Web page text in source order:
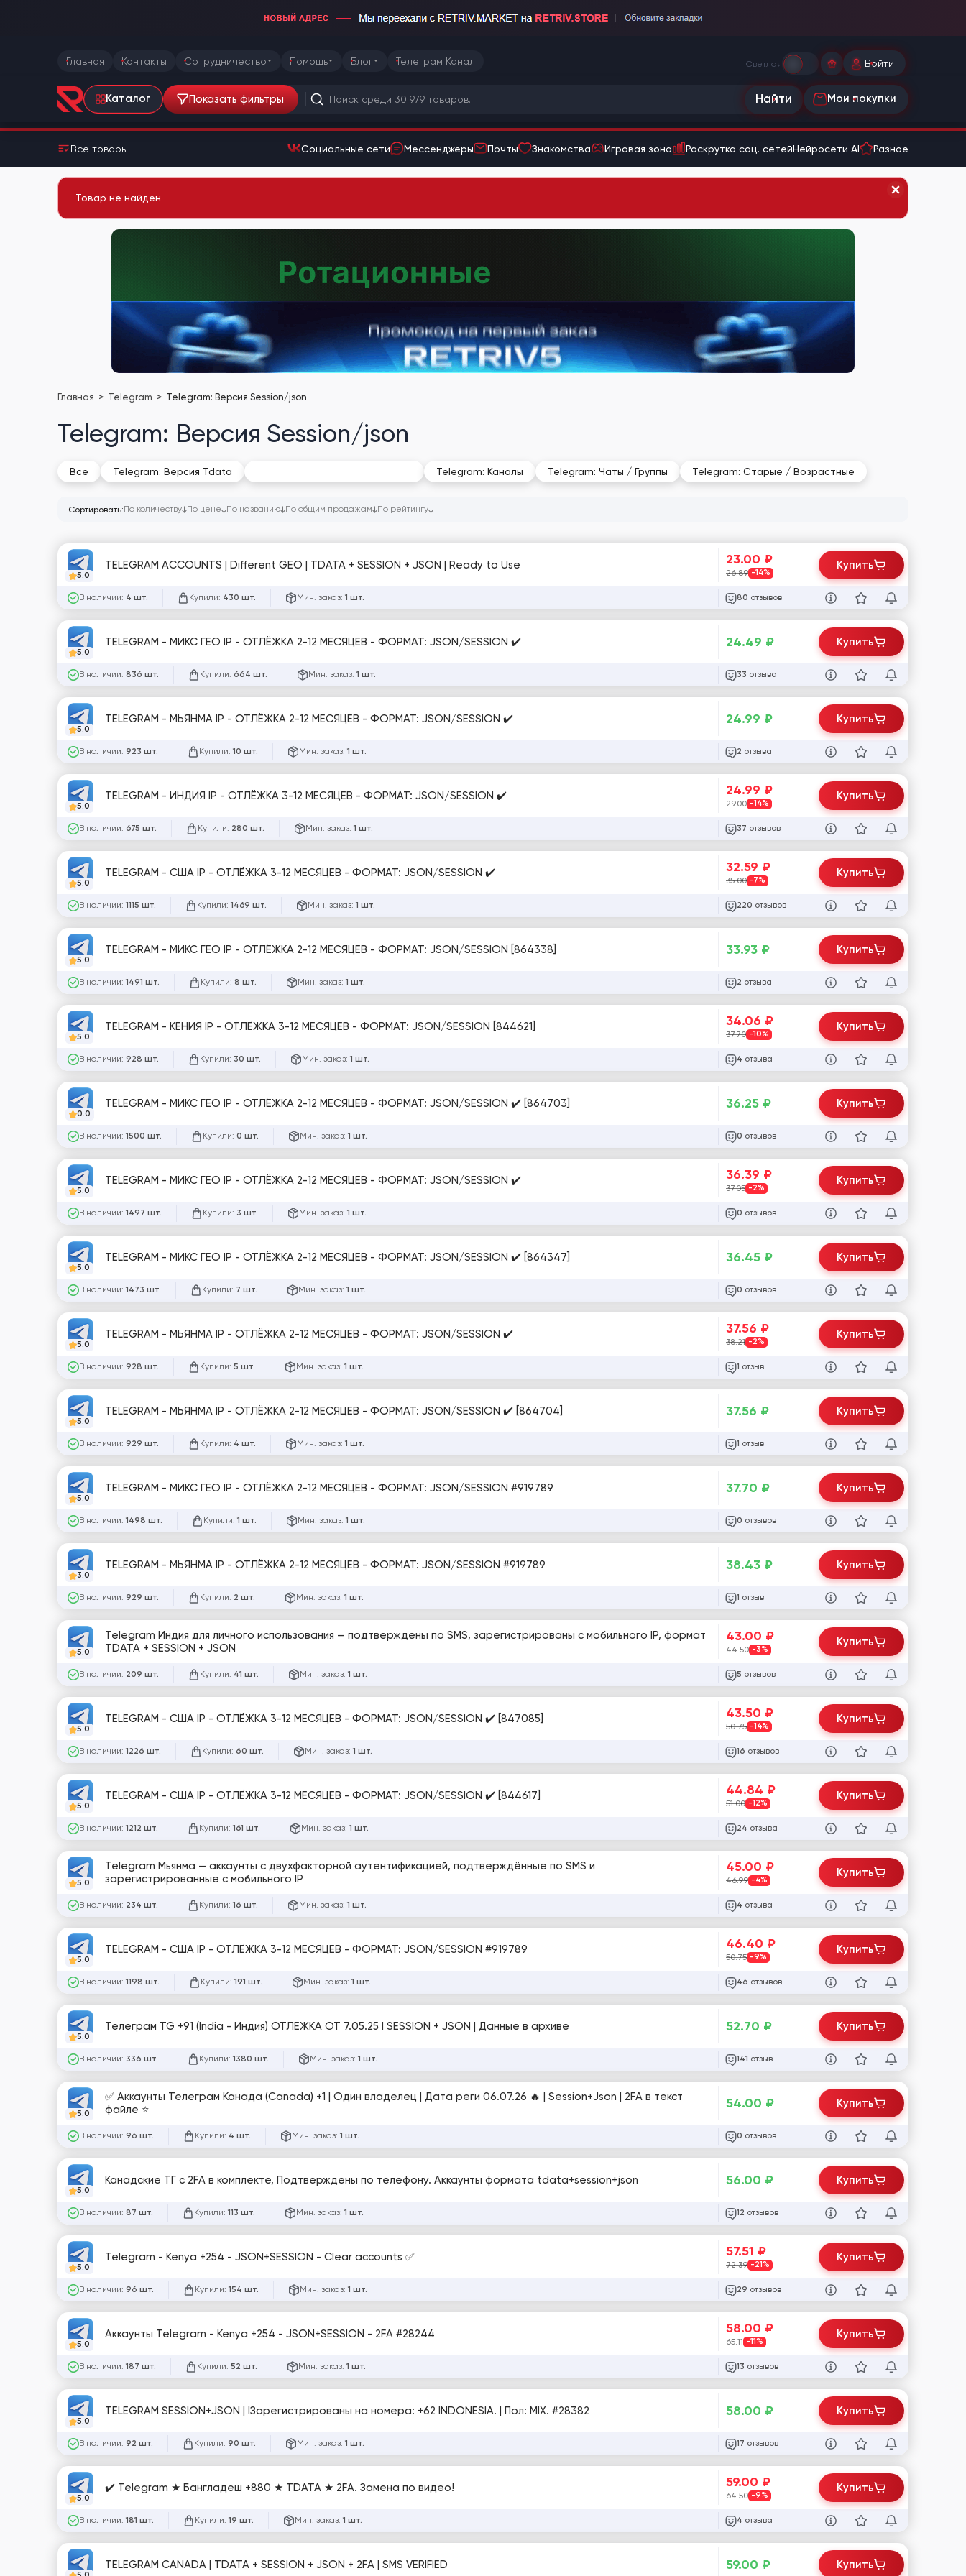
Главная Контакты Сотрудничество Помощь Блог Телеграм Канал Светлая Войти
Каталог Показать фильтры Найти Мои покупки
Все товары Социальные сети Мессенджеры Почты Знакомства Игровая зона Раскрутка соц. сетейНейросети AI Разное
Товар не найден
Главная Telegram Telegram: Версия Session/json
Telegram: Версия Session/json
Все Telegram: Версия Tdata Telegram: Каналы Telegram: Чаты / Группы Telegram: Старые / Возрастные
Сортировать:По количеству По цене По названию По общим продажам По рейтингу
5.0
TELEGRAM ACCOUNTS | Different GEO | TDATA + SESSION + JSON | Ready to Use
В наличии: 4 шт. Купили: 430 шт. Мин. заказ: 1 шт.
23.00 ₽
26.89 -14%
80 отзывов
Купить
5.0
TELEGRAM - МИКС ГЕО IP - ОТЛЁЖКА 2-12 МЕСЯЦЕВ - ФОРМАТ: JSON/SESSION ✔️
В наличии: 836 шт. Купили: 664 шт. Мин. заказ: 1 шт.
24.49 ₽
33 отзыва
Купить
5.0
TELEGRAM - МЬЯНМА IP - ОТЛЁЖКА 2-12 МЕСЯЦЕВ - ФОРМАТ: JSON/SESSION ✔️
В наличии: 923 шт. Купили: 10 шт. Мин. заказ: 1 шт.
24.99 ₽
2 отзыва
Купить
5.0
TELEGRAM - ИНДИЯ IP - ОТЛЁЖКА 3-12 МЕСЯЦЕВ - ФОРМАТ: JSON/SESSION ✔️
В наличии: 675 шт. Купили: 280 шт. Мин. заказ: 1 шт.
24.99 ₽
29.00 -14%
37 отзывов
Купить
5.0
TELEGRAM - США IP - ОТЛЁЖКА 3-12 МЕСЯЦЕВ - ФОРМАТ: JSON/SESSION ✔️
В наличии: 1115 шт. Купили: 1469 шт. Мин. заказ: 1 шт.
32.59 ₽
35.00 -7%
220 отзывов
Купить
5.0
TELEGRAM - МИКС ГЕО IP - ОТЛЁЖКА 2-12 МЕСЯЦЕВ - ФОРМАТ: JSON/SESSION [864338]
В наличии: 1491 шт. Купили: 8 шт. Мин. заказ: 1 шт.
33.93 ₽
2 отзыва
Купить
5.0
TELEGRAM - КЕНИЯ IP - ОТЛЁЖКА 3-12 МЕСЯЦЕВ - ФОРМАТ: JSON/SESSION [844621]
В наличии: 928 шт. Купили: 30 шт. Мин. заказ: 1 шт.
34.06 ₽
37.70 -10%
4 отзыва
Купить
0.0
TELEGRAM - МИКС ГЕО IP - ОТЛЁЖКА 2-12 МЕСЯЦЕВ - ФОРМАТ: JSON/SESSION ✔️ [864703]
В наличии: 1500 шт. Купили: 0 шт. Мин. заказ: 1 шт.
36.25 ₽
0 отзывов
Купить
5.0
TELEGRAM - МИКС ГЕО IP - ОТЛЁЖКА 2-12 МЕСЯЦЕВ - ФОРМАТ: JSON/SESSION ✔️
В наличии: 1497 шт. Купили: 3 шт. Мин. заказ: 1 шт.
36.39 ₽
37.05 -2%
0 отзывов
Купить
5.0
TELEGRAM - МИКС ГЕО IP - ОТЛЁЖКА 2-12 МЕСЯЦЕВ - ФОРМАТ: JSON/SESSION ✔️ [864347]
В наличии: 1473 шт. Купили: 7 шт. Мин. заказ: 1 шт.
36.45 ₽
0 отзывов
Купить
5.0
TELEGRAM - МЬЯНМА IP - ОТЛЁЖКА 2-12 МЕСЯЦЕВ - ФОРМАТ: JSON/SESSION ✔️
В наличии: 928 шт. Купили: 5 шт. Мин. заказ: 1 шт.
37.56 ₽
38.21 -2%
1 отзыв
Купить
5.0
TELEGRAM - МЬЯНМА IP - ОТЛЁЖКА 2-12 МЕСЯЦЕВ - ФОРМАТ: JSON/SESSION ✔️ [864704]
В наличии: 929 шт. Купили: 4 шт. Мин. заказ: 1 шт.
37.56 ₽
1 отзыв
Купить
5.0
TELEGRAM - МИКС ГЕО IP - ОТЛЁЖКА 2-12 МЕСЯЦЕВ - ФОРМАТ: JSON/SESSION #919789
В наличии: 1498 шт. Купили: 1 шт. Мин. заказ: 1 шт.
37.70 ₽
0 отзывов
Купить
3.0
TELEGRAM - МЬЯНМА IP - ОТЛЁЖКА 2-12 МЕСЯЦЕВ - ФОРМАТ: JSON/SESSION #919789
В наличии: 929 шт. Купили: 2 шт. Мин. заказ: 1 шт.
38.43 ₽
1 отзыв
Купить
5.0
Telegram Индия для личного использования — подтверждены по SMS, зарегистрированы с мобильного IP, формат
TDATA + SESSION + JSON
В наличии: 209 шт. Купили: 41 шт. Мин. заказ: 1 шт.
43.00 ₽
44.50 -3%
5 отзывов
Купить
5.0
TELEGRAM - США IP - ОТЛЁЖКА 3-12 МЕСЯЦЕВ - ФОРМАТ: JSON/SESSION ✔️ [847085]
В наличии: 1226 шт. Купили: 60 шт. Мин. заказ: 1 шт.
43.50 ₽
50.75 -14%
16 отзывов
Купить
5.0
TELEGRAM - США IP - ОТЛЁЖКА 3-12 МЕСЯЦЕВ - ФОРМАТ: JSON/SESSION ✔️ [844617]
В наличии: 1212 шт. Купили: 161 шт. Мин. заказ: 1 шт.
44.84 ₽
51.00 -12%
24 отзыва
Купить
5.0
Telegram Мьянма — аккаунты с двухфакторной аутентификацией, подтверждённые по SMS и
зарегистрированные с мобильного IP
В наличии: 234 шт. Купили: 16 шт. Мин. заказ: 1 шт.
45.00 ₽
46.99 -4%
4 отзыва
Купить
5.0
TELEGRAM - США IP - ОТЛЁЖКА 3-12 МЕСЯЦЕВ - ФОРМАТ: JSON/SESSION #919789
В наличии: 1198 шт. Купили: 191 шт. Мин. заказ: 1 шт.
46.40 ₽
50.75 -9%
46 отзывов
Купить
5.0
Телеграм TG +91 (India - Индия) ОТЛЕЖКА ОТ 7.05.25 I SESSION + JSON | Данные в архиве
В наличии: 336 шт. Купили: 1380 шт. Мин. заказ: 1 шт.
52.70 ₽
141 отзыв
Купить
5.0
✅ Аккаунты Телеграм Канада (Canada) +1 | Один владелец | Дата реги 06.07.26 🔥 | Session+Json | 2FA в текст
файле ⭐️
В наличии: 96 шт. Купили: 4 шт. Мин. заказ: 1 шт.
54.00 ₽
0 отзывов
Купить
5.0
Канадские ТГ с 2FA в комплекте, Подтверждены по телефону. Аккаунты формата tdata+session+json
В наличии: 87 шт. Купили: 113 шт. Мин. заказ: 1 шт.
56.00 ₽
12 отзывов
Купить
5.0
Telegram - Kenya +254 - JSON+SESSION - Clear accounts ✅
В наличии: 96 шт. Купили: 154 шт. Мин. заказ: 1 шт.
57.51 ₽
72.39 -21%
29 отзывов
Купить
5.0
Аккаунты Telegram - Kenya +254 - JSON+SESSION - 2FA #28244
В наличии: 187 шт. Купили: 52 шт. Мин. заказ: 1 шт.
58.00 ₽
65.11 -11%
13 отзывов
Купить
5.0
TELEGRAM SESSION+JSON | IЗарегистрированы на номера: +62 INDONESIA. | Пол: MIX. #28382
В наличии: 92 шт. Купили: 90 шт. Мин. заказ: 1 шт.
58.00 ₽
17 отзывов
Купить
5.0
✔️ Telegram ★ Бангладеш +880 ★ TDATA ★ 2FA. Замена по видео!
В наличии: 181 шт. Купили: 19 шт. Мин. заказ: 1 шт.
59.00 ₽
64.50 -9%
4 отзыва
Купить
TELEGRAM CANADA | TDATA + SESSION + JSON + 2FA | SMS VERIFIED 59.00 ₽ Купить